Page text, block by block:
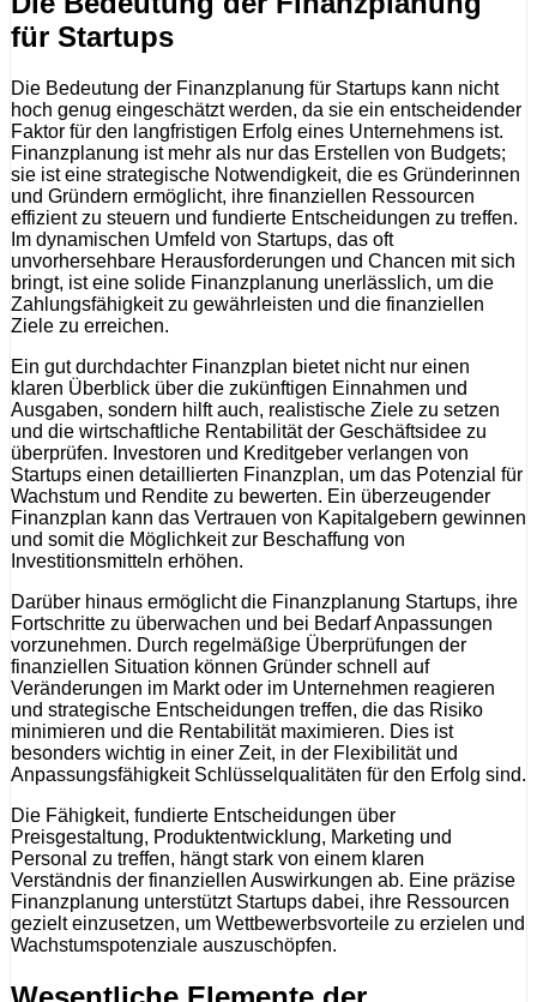
für Startups
Die Bedeutung der Finanzplanung für Startups kann nicht
hoch genug eingeschätzt werden, da sie ein entscheidender
Faktor für den langfristigen Erfolg eines Unternehmens ist.
Finanzplanung ist mehr als nur das Erstellen von Budgets;
sie ist eine strategische Notwendigkeit, die es Gründerinnen
und Gründern ermöglicht, ihre finanziellen Ressourcen
effizient zu steuern und fundierte Entscheidungen zu treffen.
Im dynamischen Umfeld von Startups, das oft
unvorhersehbare Herausforderungen und Chancen mit sich
bringt, ist eine solide Finanzplanung unerlässlich, um die
Zahlungsfähigkeit zu gewährleisten und die finanziellen
Ziele zu erreichen.
Ein gut durchdachter Finanzplan bietet nicht nur einen
klaren Überblick über die zukünftigen Einnahmen und
Ausgaben, sondern hilft auch, realistische Ziele zu setzen
und die wirtschaftliche Rentabilität der Geschäftsidee zu
überprüfen. Investoren und Kreditgeber verlangen von
Startups einen detaillierten Finanzplan, um das Potenzial für
Wachstum und Rendite zu bewerten. Ein überzeugender
Finanzplan kann das Vertrauen von Kapitalgebern gewinnen
und somit die Möglichkeit zur Beschaffung von
Investitionsmitteln erhöhen.
Darüber hinaus ermöglicht die Finanzplanung Startups, ihre
Fortschritte zu überwachen und bei Bedarf Anpassungen
vorzunehmen. Durch regelmäßige Überprüfungen der
finanziellen Situation können Gründer schnell auf
Veränderungen im Markt oder im Unternehmen reagieren
und strategische Entscheidungen treffen, die das Risiko
minimieren und die Rentabilität maximieren. Dies ist
besonders wichtig in einer Zeit, in der Flexibilität und
Anpassungsfähigkeit Schlüsselqualitäten für den Erfolg sind.
Die Fähigkeit, fundierte Entscheidungen über
Preisgestaltung, Produktentwicklung, Marketing und
Personal zu treffen, hängt stark von einem klaren
Verständnis der finanziellen Auswirkungen ab. Eine präzise
Finanzplanung unterstützt Startups dabei, ihre Ressourcen
gezielt einzusetzen, um Wettbewerbsvorteile zu erzielen und
Wachstumspotenziale auszuschöpfen.